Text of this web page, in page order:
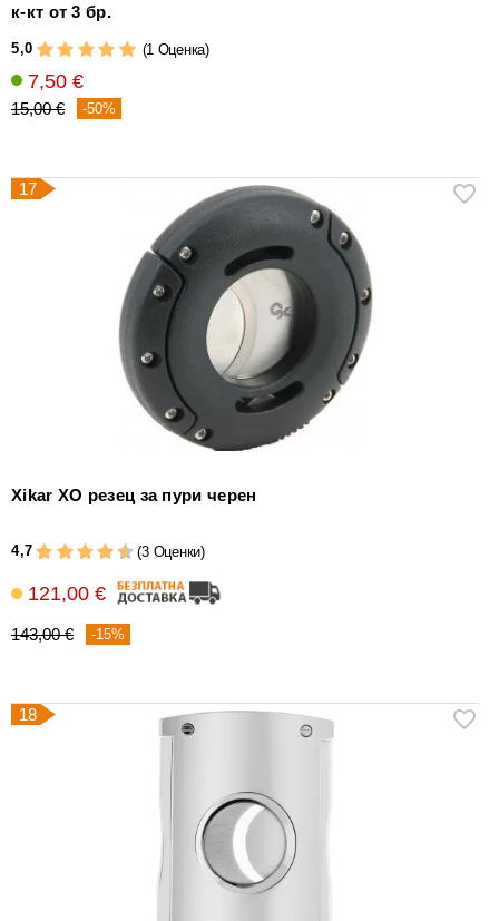
к-кт от 3 бр.
5,0 (1 Оценка)
7,50 €
15,00 € -50%
17
Xikar XO резец за пури черен
4,7 (3 Оценки)
121,00 €
143,00 € -15%
18